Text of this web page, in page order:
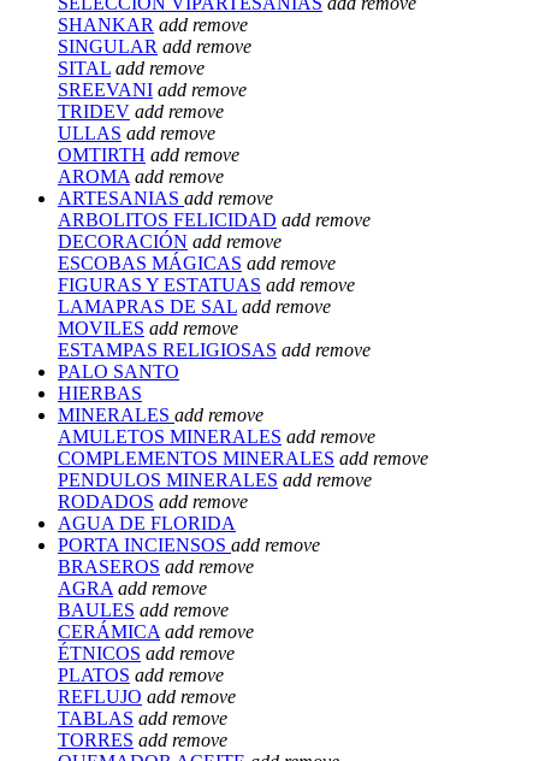
SHANKAR add remove
SINGULAR add remove
SITAL add remove
SREEVANI add remove
TRIDEV add remove
ULLAS add remove
OMTIRTH add remove
AROMA add remove
ARTESANIAS add remove
ARBOLITOS FELICIDAD add remove
DECORACIÓN add remove
ESCOBAS MÁGICAS add remove
FIGURAS Y ESTATUAS add remove
LAMAPRAS DE SAL add remove
MOVILES add remove
ESTAMPAS RELIGIOSAS add remove
PALO SANTO
HIERBAS
MINERALES add remove
AMULETOS MINERALES add remove
COMPLEMENTOS MINERALES add remove
PENDULOS MINERALES add remove
RODADOS add remove
AGUA DE FLORIDA
PORTA INCIENSOS add remove
BRASEROS add remove
AGRA add remove
BAULES add remove
CERÁMICA add remove
ÉTNICOS add remove
PLATOS add remove
REFLUJO add remove
TABLAS add remove
TORRES add remove